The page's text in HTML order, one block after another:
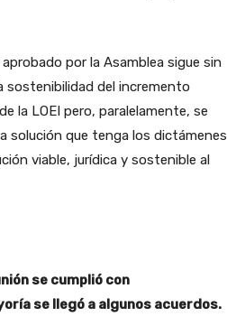
por la Asamblea sigue sin
del incremento
la LOEI pero, paralelamente, se
solución que tenga los dictámenes
viable, jurídica y sostenible al
se cumplió con
se llegó a algunos acuerdos.